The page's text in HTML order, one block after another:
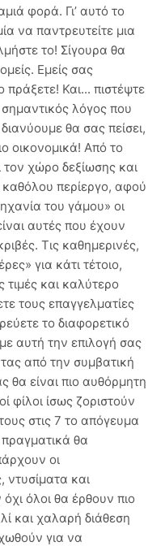
φορά. Γι’ αυτό το
να παντρευτείτε μια
το! Σίγουρα θα
Εμείς σας
Και... πιστέψτε
λόγος που
θα σας πείσει,
οικονομικά! Από το
τον χώρο δεξίωσης και
περίεργο, αφού
του γάμου» οι
αυτές που έχουν
Τις καθημερινές,
για κάτι τέτοιο,
τιμές και καλύτερο
τους επαγγελματίες
το διαφορετικό
αυτή την επιλογή σας
από την συμβατική
θα είναι πιο αυθόρμητη
φίλοι ίσως ζοριστούν
στις 7 το απόγευμα
θα
οι
ντυσίματα και
όλοι θα έρθουν πιο
και χαλαρή διάθεση
για να